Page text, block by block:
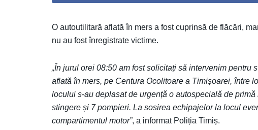
O autoutilitară aflată în mers a fost cuprinsă de flăcări,
nu au fost înregistrate victime.
„În jurul orei 08:50 am fost solicitați să intervenim
aflată în mers, pe Centura Ocolitoare a Timișoarei, între
locului s-au deplasat de urgență o autospecială de
stingere și 7 pompieri. La sosirea echipajelor la locul
compartimentul motor”, a informat Poliția Timiș.